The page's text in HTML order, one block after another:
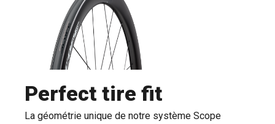
Perfect tire fit
La géométrie unique de notre système Scope